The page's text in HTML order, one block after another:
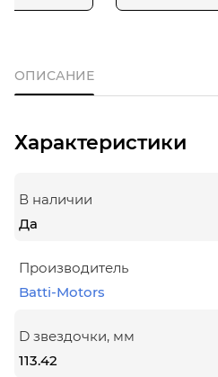
ОПИСАНИЕ
Характеристики
В наличии
Да
Производитель
Batti-Motors
D звездочки, мм
113.42